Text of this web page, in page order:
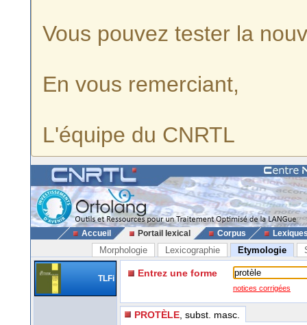
Vous pouvez tester la
En vous remerciant,
L'équipe du CNRTL
Accueil Portail lexical Corpus
Morphologie Lexicographie Etymologie
TLFi Entrez une forme
notices corrigées
PROTÈLE , subst. masc.